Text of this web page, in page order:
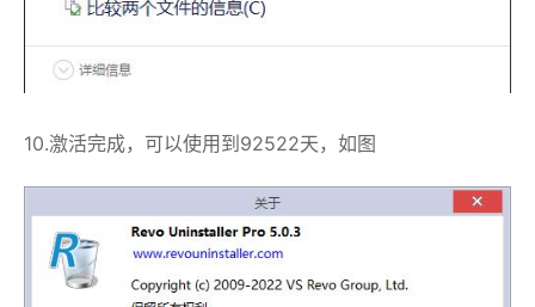
10.激活完成，可以使用到92522天，如图